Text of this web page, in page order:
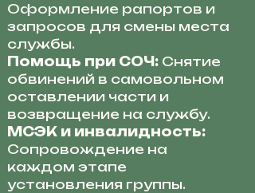
Оформление рапортов и
запросов для смены места
службы.
Помощь при СОЧ: Снятие
обвинений в самовольном
оставлении части и
возвращение на службу.
МСЭК и инвалидность:
Сопровождение на
каждом этапе
установления группы.